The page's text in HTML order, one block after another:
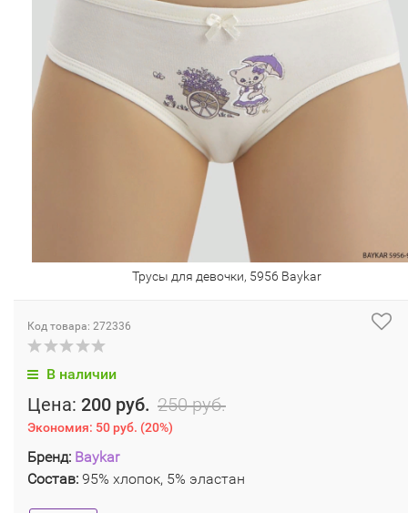
Трусы для девочки, 5956 Baykar
Код товара: 272336
В наличии
Цена: 200 руб. 250 руб.
Экономия: 50 руб. (20%)
Бренд: Baykar
Состав: 95% хлопок, 5% эластан